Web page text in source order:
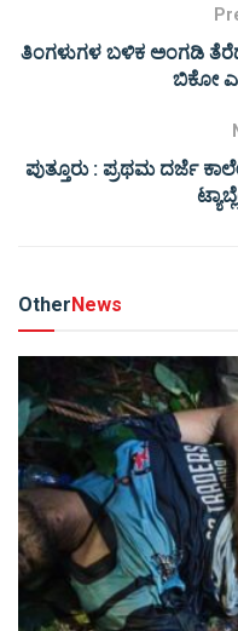
ತಿಂಗಳುಗಳ ಬಳಿಕ ಅಂಗಡಿ
ಬಿಕೋ
ಪುತ್ತೂರು : ಪ್ರಥಮ ದರ್ಜೆ
OtherNews